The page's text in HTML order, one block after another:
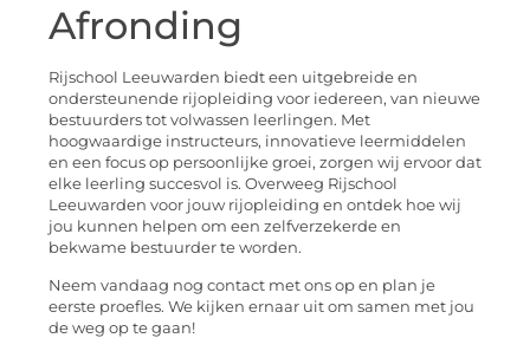
Afronding
Rijschool Leeuwarden biedt een uitgebreide en
ondersteunende rijopleiding voor iedereen, van nieuwe
bestuurders tot volwassen leerlingen. Met
hoogwaardige instructeurs, innovatieve leermiddelen
en een focus op persoonlijke groei, zorgen wij ervoor dat
elke leerling succesvol is. Overweeg Rijschool
Leeuwarden voor jouw rijopleiding en ontdek hoe wij
jou kunnen helpen om een zelfverzekerde en
bekwame bestuurder te worden.
Neem vandaag nog contact met ons op en plan je
eerste proefles. We kijken ernaar uit om samen met jou
de weg op te gaan!